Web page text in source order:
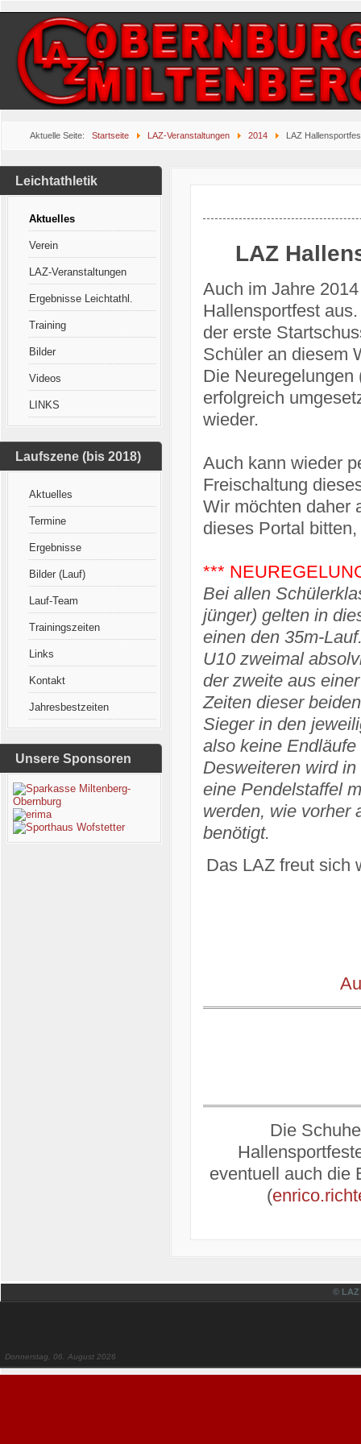
Aktuelle Seite: Startseite LAZ-Veranstaltungen 2014 LAZ
Leichtathletik
Aktuelles
Verein
LAZ-Veranstaltungen
Ergebnisse Leichtathl.
Training
Bilder
Videos
LINKS
Laufszene (bis 2018)
Aktuelles
Termine
Ergebnisse
Bilder (Lauf)
Lauf-Team
Trainingszeiten
Links
Kontakt
Jahresbestzeiten
Unsere Sponsoren
LAZ
Auch im Jahre
Hallensportfest
der erste
Schüler an diesem
Die Neuregelungen
erfolgreich
wieder.
Auch kann wieder
Freischaltung
Wir möchten daher
dieses Portal
***
Bei allen
jünger) gelten in
einen den 35m-
U10 zweimal
der zweite aus
Zeiten dieser
Sieger in den
also keine Endläufe
Desweiteren wird
eine Pendelstaffel
werden, wie vorher
benötigt.
Das LAZ freut sich
Die
eventuell auch die
(
© LAZ
Donnerstag, 06. August 2026